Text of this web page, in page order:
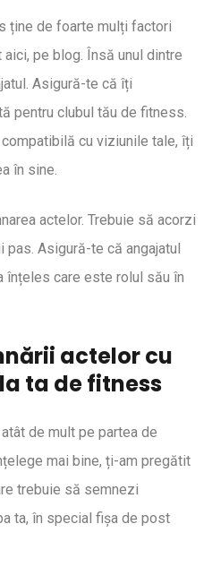
ține de foarte mulți factori
pe blog. Însă unul dintre
Asigură-te că îți
pentru clubul tău de fitness.
cu viziunile tale, îți
în sine.
actelor. Trebuie să acorzi
Asigură-te că angajatul
înțeles care este rolul său în
actelor cu
ta de fitness
de mult pe partea de
mai bine, ți-am pregătit
trebuie să semnezi
ta, în special fișa de post